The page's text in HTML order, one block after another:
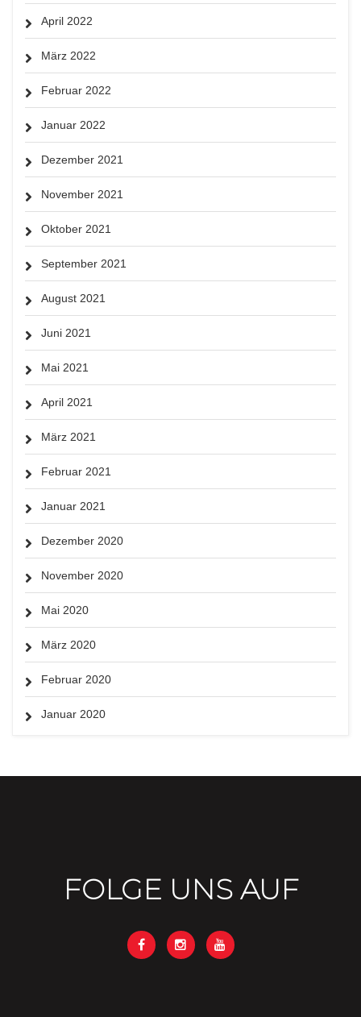
April 2022
März 2022
Februar 2022
Januar 2022
Dezember 2021
November 2021
Oktober 2021
September 2021
August 2021
Juni 2021
Mai 2021
April 2021
März 2021
Februar 2021
Januar 2021
Dezember 2020
November 2020
Mai 2020
März 2020
Februar 2020
Januar 2020
FOLGE UNS AUF